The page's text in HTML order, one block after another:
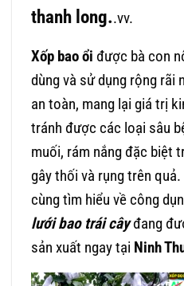
thanh long..vv.
Xốp bao ổi được bà con
dùng và sử dụng rộng rãi
an toàn, mang lại giá trị
tránh được các loại sâu
muối, rám nắng đặc biệt
gây thối và rụng trên
cùng tìm hiểu về công
lưới bao trái cây đang
sản xuất ngay tại Ninh